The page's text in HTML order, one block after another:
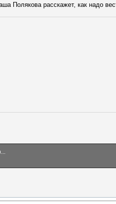
Полякова расскажет, как надо